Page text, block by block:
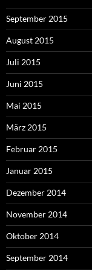
September 2015
August 2015
Juli 2015
Juni 2015
Mai 2015
März 2015
Februar 2015
Januar 2015
Dezember 2014
November 2014
Oktober 2014
September 2014